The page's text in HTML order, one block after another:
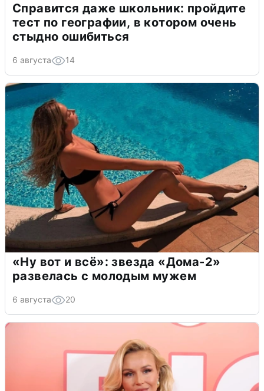
Справится даже школьник: пройдите
тест по географии, в котором очень
стыдно ошибиться
6 августа 14
«Ну вот и всё»: звезда «Дома-2»
развелась с молодым мужем
6 августа 20